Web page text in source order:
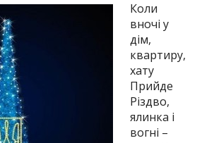
Коли
вночі у
дім,
квартиру,
хату
Прийде
Різдво,
ялинка і
вогні –